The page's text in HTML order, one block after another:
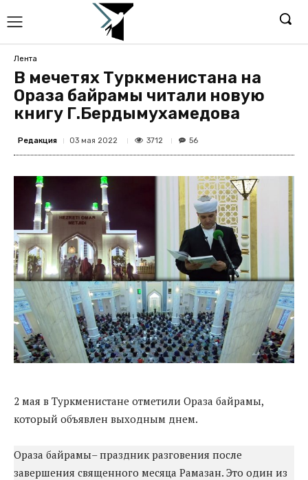
Лента
В мечетях Туркменистана на
Ораза байрамы читали новую
книгу Г.Бердымухамедова
Редакция 03 мая 2022 3712 56
2 мая в Туркменистане отметили Ораза байрамы,
который объявлен выходным днем.
Ораза байрамы– праздник разговения после
завершения священного месяца Рамазан. Это один из